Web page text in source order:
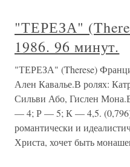
"ТЕРЕЗА"
1986. 96 минут.
"ТЕРЕЗА" (Therese)
Ален Кавалье.В ролях:
Сильви Або, Гислен
— 4; Р — 5; К — 4,5. (0,796)
романтически и
Христа, хочет быть